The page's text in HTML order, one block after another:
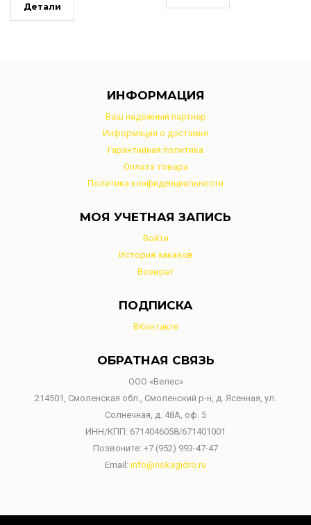
Детали
ИНФОРМАЦИЯ
Ваш надежный партнер
Информация о доставке
Гарантийная политика
Оплата товара
Политика конфиденциальности
МОЯ УЧЕТНАЯ ЗАПИСЬ
Войти
История заказов
Возврат
ПОДПИСКА
ВКонтакте
ОБРАТНАЯ СВЯЗЬ
ООО «Велес»
214501, Смоленская обл., Смоленский р-н, д. Ясенная, ул.
Солнечная, д. 48А, оф. 5
ИНН/КПП: 6714046058/671401001
Позвоните: +7 (952) 993-47-47
Email: info@nokagidro.ru